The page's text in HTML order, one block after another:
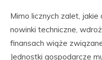
Mimo licznych zalet,
nowinki techniczne,
finansach wiąże
Jednostki gospodarcze